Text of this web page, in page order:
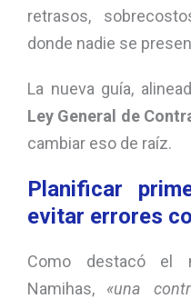
retrasos,
donde nadie se
La nueva guía,
Ley General de
cambiar eso de raíz.
Planificar
evitar errores
Como destacó el
Namihas, «una